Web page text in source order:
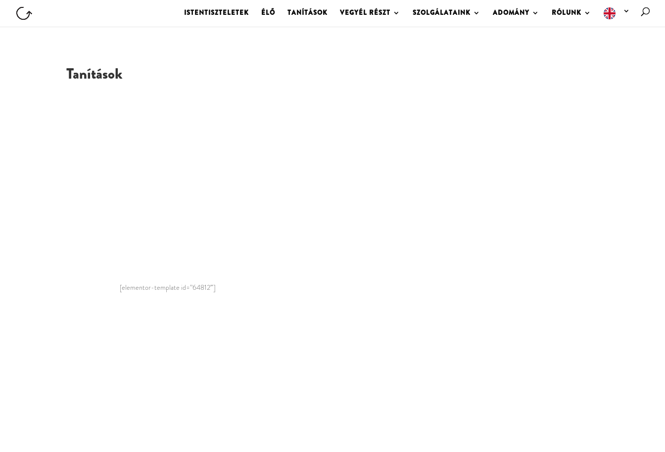
ISTENTISZTELETEK ÉLŐ TANÍTÁSOK VEGYÉL RÉSZT SZOLGÁLATAINK ADOMÁNY RÓLUNK
Tanítások
[elementor-template id=”64812″]